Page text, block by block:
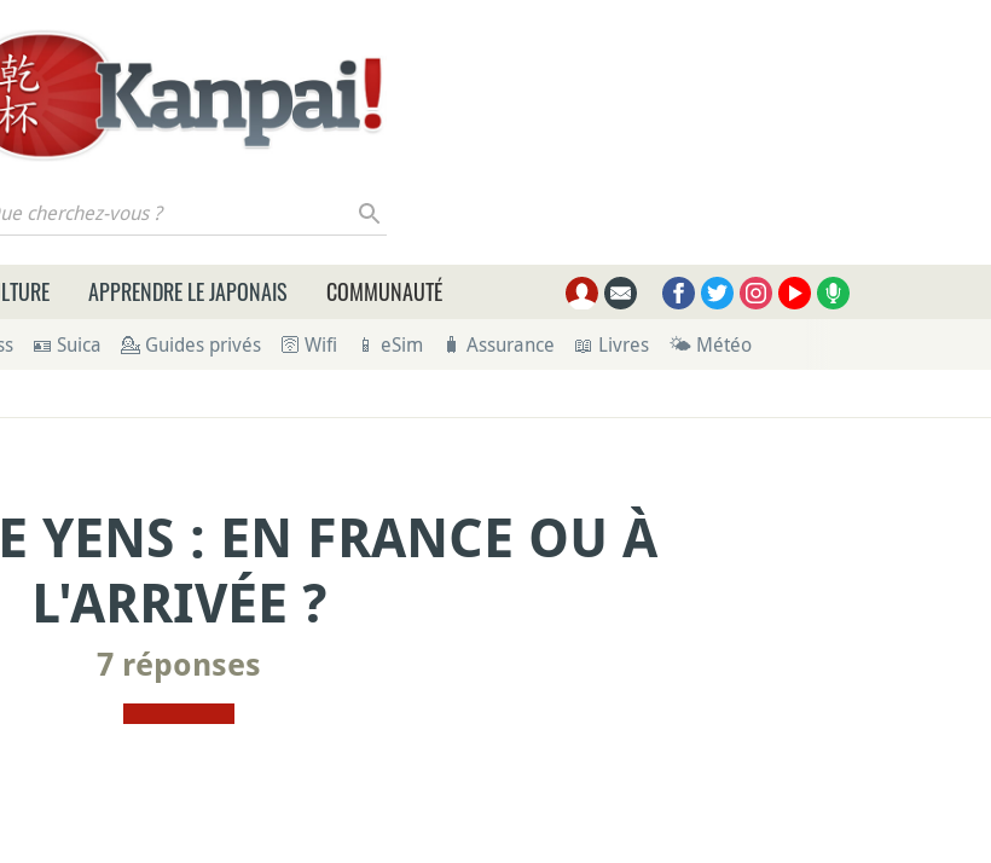
vous ?
APPRENDRE LE JAPONAIS COMMUNAUTÉ
🪪 Suica 💁 Guides privés 🛜 Wifi 📱 eSim 🧳 Assurance 📖 Livres 🌤 Météo
YENS : EN FRANCE OU À
L'ARRIVÉE ?
7 réponses